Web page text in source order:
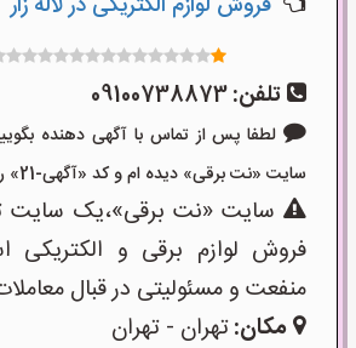
تلفن:09100738873
لطفا پس از تماس با آگهی دهنده
سایت «نت برقی» دیده ام و کد «آگهی-21» را اعلام کنید»
سایت «نت برقی»،یک سایت
فروش لوازم برقی و الکتریکی
منفعت و مسئولیتی در قبال
مکان:تهران - تهران